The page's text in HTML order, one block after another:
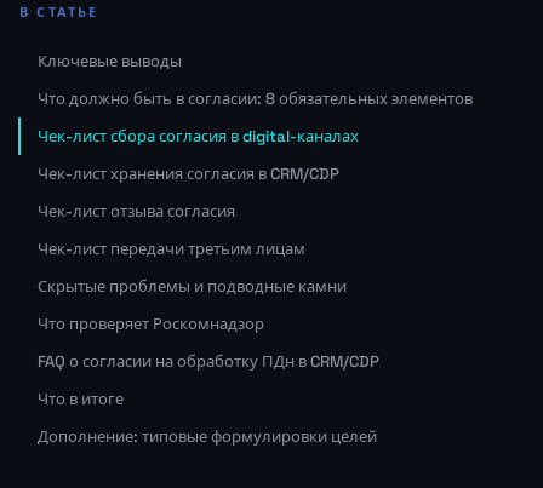
В СТАТЬЕ
Ключевые выводы
Что должно быть в согласии: 8 обязательных элементов
Чек-лист сбора согласия в digital-каналах
Чек-лист хранения согласия в CRM/CDP
Чек-лист отзыва согласия
Чек-лист передачи третьим лицам
Скрытые проблемы и подводные камни
Что проверяет Роскомнадзор
FAQ о согласии на обработку ПДн в CRM/CDP
Что в итоге
Дополнение: типовые формулировки целей